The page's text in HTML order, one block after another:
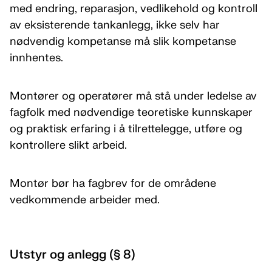
med endring, reparasjon, vedlikehold og kontroll
av eksisterende tankanlegg, ikke selv har
nødvendig kompetanse må slik kompetanse
innhentes.
Montører og operatører må stå under ledelse av
fagfolk med nødvendige teoretiske kunnskaper
og praktisk erfaring i å tilrettelegge, utføre og
kontrollere slikt arbeid.
Montør bør ha fagbrev for de områdene
vedkommende arbeider med.
Utstyr og anlegg (§ 8)